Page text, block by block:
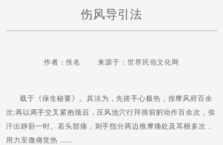
伤风导引法
作者：佚名 来源于： 世界民俗文化网
载于《保生秘要》。其法为，先搓手心极热，按摩风府百余
次;再以两手交叉紧抱颈后，压风池穴行拜揖前躬动作百余次，俟
汗出静卧一时。若头部痛，则手指分两边推摩痛处及耳根多次，
用力至微痛觉热 ......